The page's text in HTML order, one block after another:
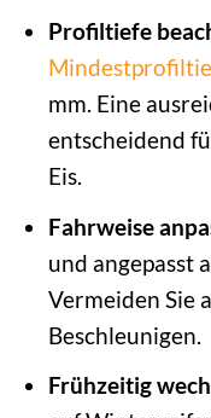
Profiltiefe
mm. Eine
entscheidend
Eis.
Fahrweise
und angepasst
Vermeiden Sie
Beschleunigen.
Frühzeitig